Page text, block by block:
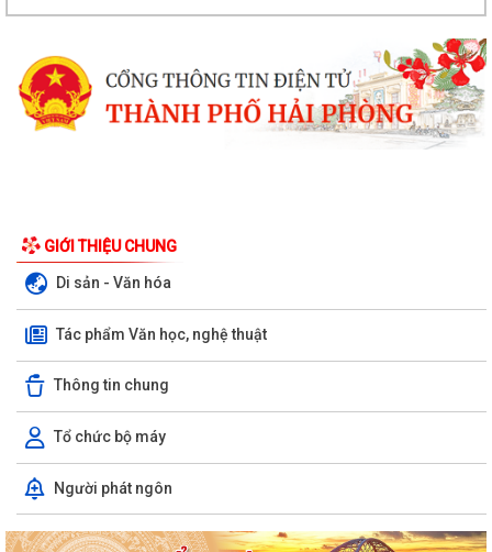
GIỚI THIỆU CHUNG
Di sản - Văn hóa
Tác phẩm Văn học, nghệ thuật
Thông tin chung
Tổ chức bộ máy
Người phát ngôn